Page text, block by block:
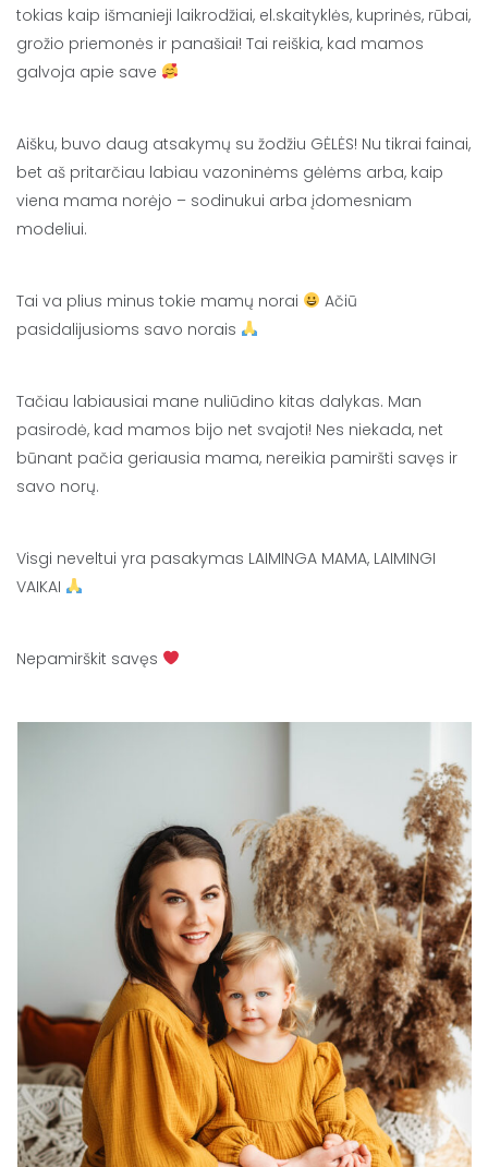
tokias kaip išmanieji laikrodžiai, el.skaityklės, kuprinės, rūbai,
grožio priemonės ir panašiai! Tai reiškia, kad mamos
galvoja apie save
Aišku, buvo daug atsakymų su žodžiu GĖLĖS! Nu tikrai fainai,
bet aš pritarčiau labiau vazoninėms gėlėms arba, kaip
viena mama norėjo – sodinukui arba įdomesniam
modeliui.
Tai va plius minus tokie mamų norai
Ačiū
pasidalijusioms savo norais
Tačiau labiausiai mane nuliūdino kitas dalykas. Man
pasirodė, kad mamos bijo net svajoti! Nes niekada, net
būnant pačia geriausia mama, nereikia pamiršti savęs ir
savo norų.
Visgi neveltui yra pasakymas LAIMINGA MAMA, LAIMINGI
VAIKAI
Nepamirškit savęs